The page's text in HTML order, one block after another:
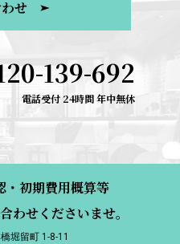
せ
139-692
電話受付 24時間 年中無休
・初期費用概算等
わせくださいませ。
堀留町 1-8-11